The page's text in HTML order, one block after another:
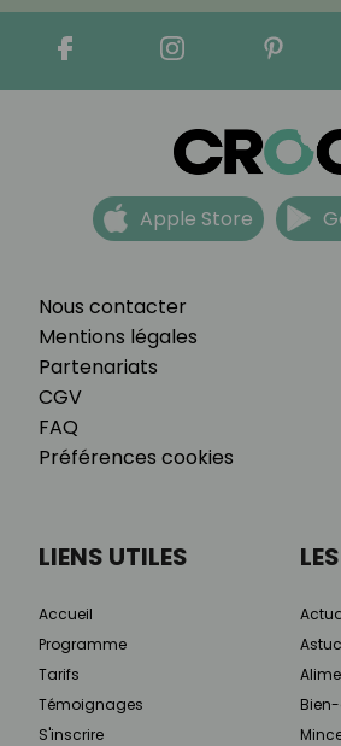
Nous contacter
Mentions légales
Partenariats
CGV
FAQ
Préférences cookies
Apple Store
LIENS UTILES
Accueil
Programme
Tarifs
Témoignages
S'inscrire